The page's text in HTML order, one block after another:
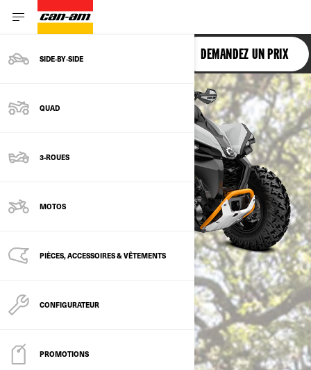
SIDE‑BY‑SIDE
QUAD
3-ROUES
MOTOS
PIÈCES, ACCESSOIRES & VÊTEMENTS
CONFIGURATEUR
PROMOTIONS
RENEGADE DEMANDEZ UN PRIX